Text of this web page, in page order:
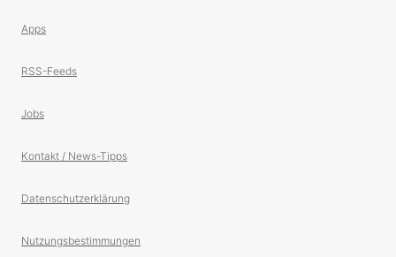
Apps
RSS-Feeds
Jobs
Kontakt / News-Tipps
Datenschutzerklärung
Nutzungsbestimmungen